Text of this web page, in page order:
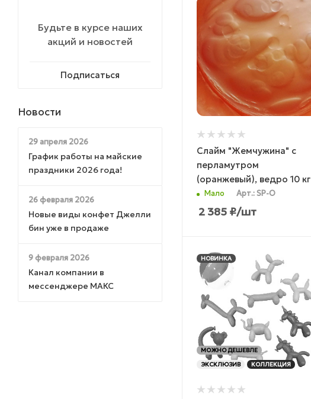
Слайм "Жемчужина" с
перламутром
(оранжевый), ведро 10 кг
Мало Арт.: SP-O
2 385 ₽/шт
НОВИНКА
МОЖНО ДЕШЕВЛЕ
ЭКСКЛЮЗИВ
КОЛЛЕКЦИЯ
Будьте в курсе наших
акций и новостей
Подписаться
Новости
29 апреля 2026
График работы на майские
праздники 2026 года!
26 февраля 2026
Новые виды конфет Джелли
бин уже в продаже
9 февраля 2026
Канал компании в
мессенджере МАКС